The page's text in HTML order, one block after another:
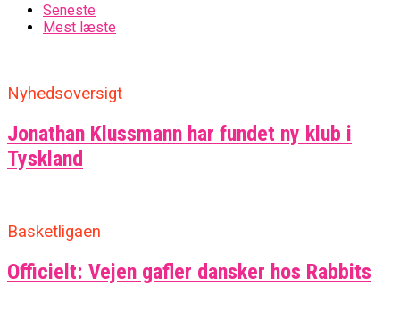
Seneste
Mest læste
Nyhedsoversigt
Jonathan Klussmann har fundet ny klub i
Tyskland
Basketligaen
Officielt: Vejen gafler dansker hos Rabbits